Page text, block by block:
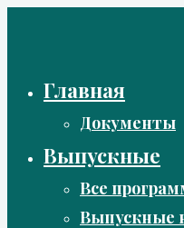
Главная
Документы
Выпускные
Все
Выпускные